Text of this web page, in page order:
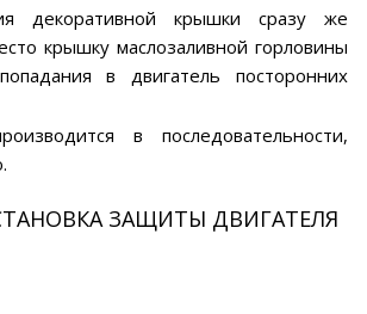
декоративной крышки сразу же
крышку маслозаливной горловины
в двигатель посторонних
в последовательности,
ЗАЩИТЫ ДВИГАТЕЛЯ